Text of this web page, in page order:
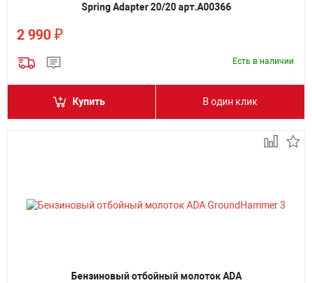
Spring Adapter 20/20 арт.А00366
2 990 ₽
Есть в наличии
Купить В один клик
Бензиновый отбойный молоток ADA